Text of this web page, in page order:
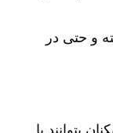
بت به شکل 24 ساعته و حتی در
بتوانند با